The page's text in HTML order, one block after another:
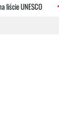
UNESCO